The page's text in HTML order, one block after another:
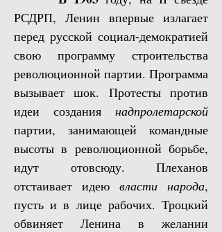
РСДРП, Ленин впервые излагает
перед русской социал-демократией
свою программу строительства
революционной партии. Программа
вызывает шок. Протесты против
идеи создания надпролетарской
партии, занимающей командные
высоты в революционной борьбе,
идут отовсюду. Плеханов
отстаивает идею власти народа,
пусть и в лице рабочих. Троцкий
обвиняет Ленина в желании